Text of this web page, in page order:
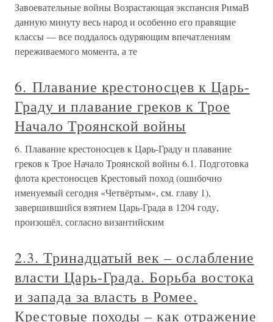
Завоевательные войны Возрастающая экспансия РимаВ
данную минуту весь народ и особенно его правящие
классы — все поддалось одуряющим впечатлениям
переживаемого момента, а те
6. Плавание крестоносцев к Царь-
Граду и плавание греков к Трое
Начало Троянской войны
6. Плавание крестоносцев к Царь-Граду и плавание
греков к Трое Начало Троянской войны 6.1. Подготовка
флота крестоносцев Крестовый поход (ошибочно
именуемый сегодня «Четвёртым», см. главу 1),
завершившийся взятием Царь-Града в 1204 году,
произошёл, согласно византийским
2.3. Тринадцатый век – ослабление
власти Царь-Града. Борьба востока
и запада за власть в Ромее.
Крестовые походы – как отражение